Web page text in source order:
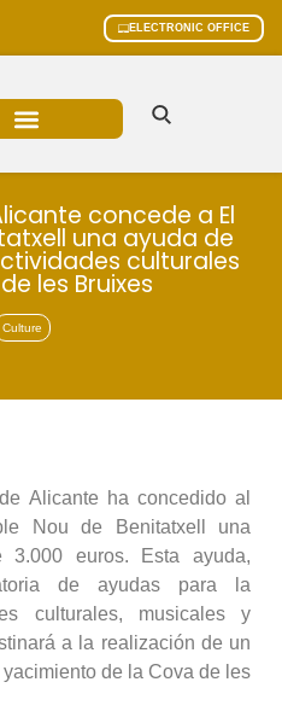
ELECTRONIC OFFICE
concede a El
una ayuda de
culturales
les Bruixes
Culture
Alicante ha concedido al
Nou de Benitatxell una
3.000 euros. Esta ayuda,
de ayudas para la
culturales, musicales y
a la realización de un
de la Cova de les